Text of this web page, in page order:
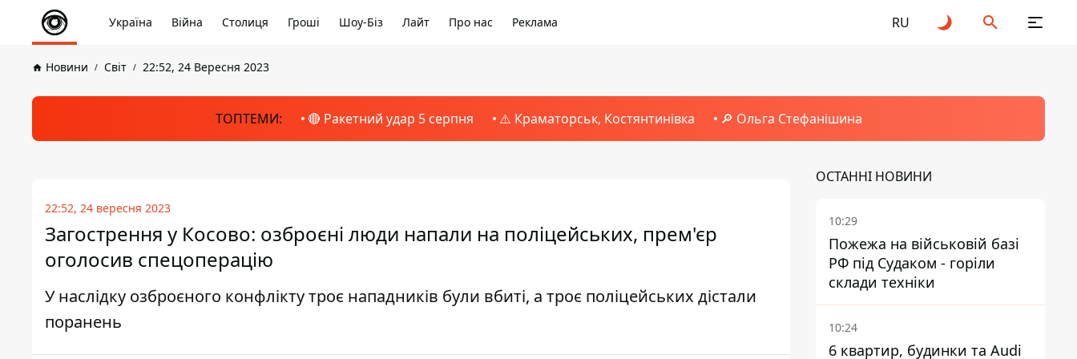
Україна Війна Столиця Гроші Шоу-Біз Лайт Про нас Реклама RU
Новини Світ 22:52, 24 Вересня 2023
ТОПТЕМИ: 🔴 Ракетний удар 5 серпня ⚠️ Краматорськ, Костянтинівка 🔎 Ольга Стефанішина
22:52, 24 вересня 2023
Загострення у Косово: озброєні люди напали на поліцейських, прем'єр
оголосив спецоперацію
У наслідку озброєного конфлікту троє нападників були вбиті, а троє поліцейських дістали
поранень
ОСТАННІ НОВИНИ
10:29
Пожежа на військовій базі
РФ під Судаком - горіли
склади техніки
10:24
6 квартир, будинки та Audi